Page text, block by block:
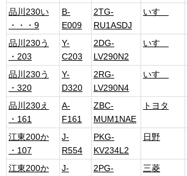
品川230い
・・・9
B-
E009
2TG-
RU1ASDJ
いすゞ
品川230う
・203
Y-
C203
2DG-
LV290N2
いすゞ
品川230う
・320
Y-
D320
2RG-
LV290N4
いすゞ
品川230え
・161
A-
F161
ZBC-
MUM1NAE
トヨタ
江東200か
・107
J-
R554
PKG-
KV234L2
日野
江東200か
J-
2PG-
三菱